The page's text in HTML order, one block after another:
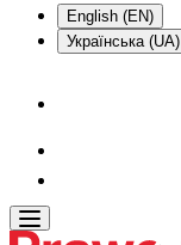
English (EN)
Українська (UA)